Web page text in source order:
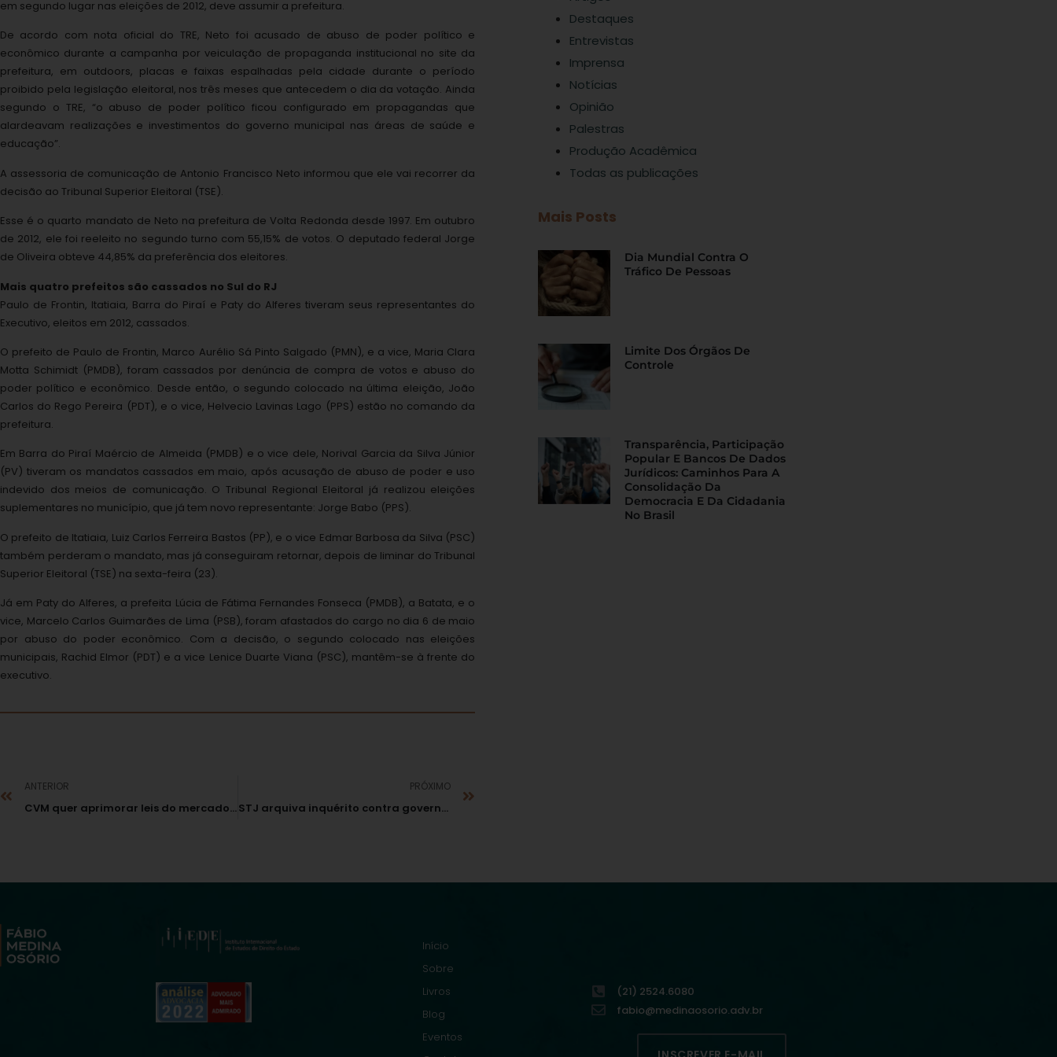
em segundo lugar nas eleições de 2012, deve assumir a prefeitura.
De acordo com nota oficial do TRE, Neto foi acusado de abuso de poder político e
econômico durante a campanha por veiculação de propaganda institucional no site da
prefeitura, em outdoors, placas e faixas espalhadas pela cidade durante o período
proibido pela legislação eleitoral, nos três meses que antecedem o dia da votação. Ainda
segundo o TRE, “o abuso de poder político ficou configurado em propagandas que
alardeavam realizações e investimentos do governo municipal nas áreas de saúde e
educação”.
A assessoria de comunicação de Antonio Francisco Neto informou que ele vai recorrer da
decisão ao Tribunal Superior Eleitoral (TSE).
Esse é o quarto mandato de Neto na prefeitura de Volta Redonda desde 1997. Em outubro
de 2012, ele foi reeleito no segundo turno com 55,15% de votos. O deputado federal Jorge
de Oliveira obteve 44,85% da preferência dos eleitores.
Mais quatro prefeitos são cassados no Sul do RJ
Paulo de Frontin, Itatiaia, Barra do Piraí e Paty do Alferes tiveram seus representantes do
Executivo, eleitos em 2012, cassados.
O prefeito de Paulo de Frontin, Marco Aurélio Sá Pinto Salgado (PMN), e a vice, Maria Clara
Motta Schimidt (PMDB), foram cassados por denúncia de compra de votos e abuso do
poder político e econômico. Desde então, o segundo colocado na última eleição, João
Carlos do Rego Pereira (PDT), e o vice, Helvecio Lavinas Lago (PPS) estão no comando da
prefeitura.
Em Barra do Piraí Maércio de Almeida (PMDB) e o vice dele, Norival Garcia da Silva Júnior
(PV) tiveram os mandatos cassados em maio, após acusação de abuso de poder e uso
indevido dos meios de comunicação. O Tribunal Regional Eleitoral já realizou eleições
suplementares no município, que já tem novo representante: Jorge Babo (PPS).
O prefeito de Itatiaia, Luiz Carlos Ferreira Bastos (PP), e o vice Edmar Barbosa da Silva (PSC)
também perderam o mandato, mas já conseguiram retornar, depois de liminar do Tribunal
Superior Eleitoral (TSE) na sexta-feira (23).
Já em Paty do Alferes, a prefeita Lúcia de Fátima Fernandes Fonseca (PMDB), a Batata, e o
vice, Marcelo Carlos Guimarães de Lima (PSB), foram afastados do cargo no dia 6 de maio
por abuso do poder econômico. Com a decisão, o segundo colocado nas eleições
municipais, Rachid Elmor (PDT) e a vice Lenice Duarte Viana (PSC), mantêm-se à frente do
executivo.
ANTERIOR
CVM quer aprimorar leis do mercado de capitais
PRÓXIMO
STJ arquiva inquérito contra governador Ricardo Coutinho (PB)
Destaques
Entrevistas
Imprensa
Notícias
Opinião
Palestras
Produção Acadêmica
Todas as publicações
Mais Posts
Dia Mundial Contra O
Tráfico De Pessoas
Limite Dos Órgãos De
Controle
Transparência, Participação
Popular E Bancos De Dados
Jurídicos: Caminhos Para A
Consolidação Da
Democracia E Da Cidadania
No Brasil
Início
Sobre
Livros
Blog
Eventos
(21) 2524.6080
fabio@medinaosorio.adv.br